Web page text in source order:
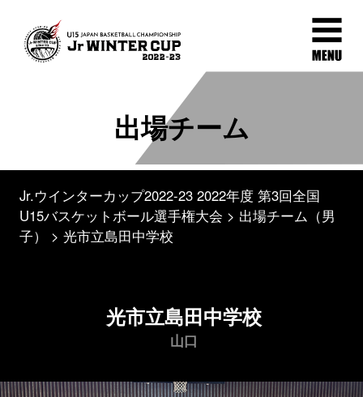
出場チーム
Jr.ウインターカップ2022-23 2022年度 第3回全国
U15バスケットボール選手権大会
出場チーム（男
子）
光市立島田中学校
光市立島田中学校
山口